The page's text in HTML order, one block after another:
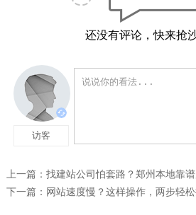
还没有评论，快来抢
上一篇：
下一篇：